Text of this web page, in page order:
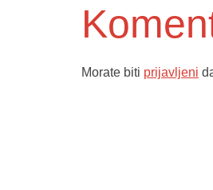
Morate biti prijavljeni